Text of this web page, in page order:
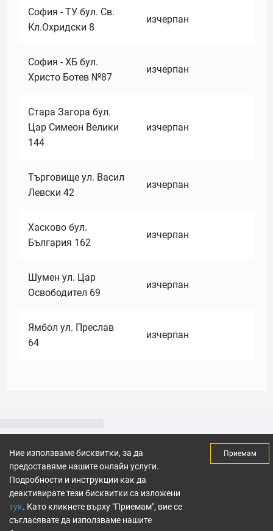
София - ТУ бул. Св.
Кл.Охридски 8
изчерпан
София - ХБ бул.
Христо Ботев №87
изчерпан
Стара Загора бул.
Цар Симеон Велики
144
изчерпан
Търговище ул. Васил
Левски 42
изчерпан
Хасково бул.
България 162
изчерпан
Шумен ул. Цар
Освободител 69
изчерпан
Ямбол ул. Преслав
64
изчерпан
Ние използваме бисквитки, за да
предоставяме нашите онлайн услуги.
Подробности и инструкции как да
деактивирате тези бисквитки са изложени
тук. Като кликнете върху "Приемам", вие се
съгласявате да използваме нашите
Приемам